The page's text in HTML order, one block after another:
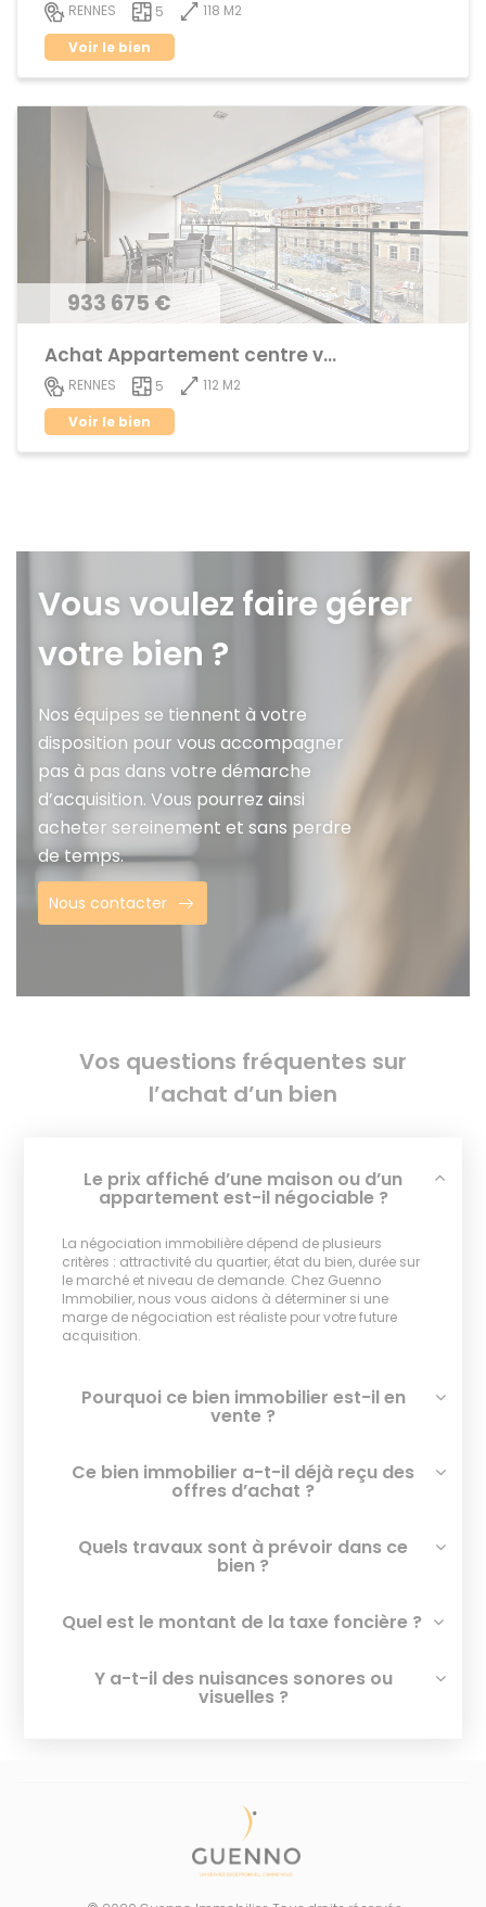
RENNES 5
118 M2
Voir le bien
933 675 €
Achat Appartement centre ville
RENNES 5
112 M2
Voir le bien
Vous voulez faire gérer
votre bien ?
Nos équipes se tiennent à votre
disposition pour vous accompagner
pas à pas dans votre démarche
d’acquisition. Vous pourrez ainsi
acheter sereinement et sans perdre
de temps.
Nous contacter
Vos questions fréquentes sur
l’achat d’un bien
Le prix affiché d’une maison ou d’un
appartement est-il négociable ?
La négociation immobilière dépend de plusieurs
critères : attractivité du quartier, état du bien, durée sur
le marché et niveau de demande. Chez Guenno
Immobilier, nous vous aidons à déterminer si une
marge de négociation est réaliste pour votre future
acquisition.
Pourquoi ce bien immobilier est-il en
vente ?
Ce bien immobilier a-t-il déjà reçu des
offres d’achat ?
Quels travaux sont à prévoir dans ce
bien ?
Quel est le montant de la taxe foncière ?
Y a-t-il des nuisances sonores ou
visuelles ?